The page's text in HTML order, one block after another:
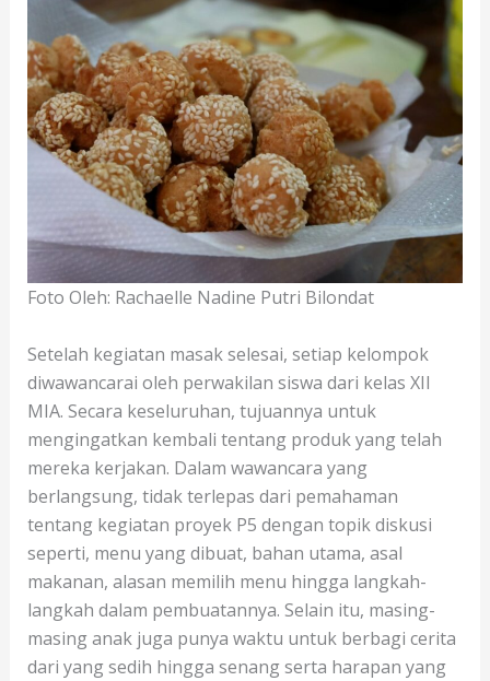
Foto Oleh: Rachaelle Nadine Putri Bilondat
Setelah kegiatan masak selesai, setiap kelompok
diwawancarai oleh perwakilan siswa dari kelas XII
MIA. Secara keseluruhan, tujuannya untuk
mengingatkan kembali tentang produk yang telah
mereka kerjakan. Dalam wawancara yang
berlangsung, tidak terlepas dari pemahaman
tentang kegiatan proyek P5 dengan topik diskusi
seperti, menu yang dibuat, bahan utama, asal
makanan, alasan memilih menu hingga langkah-
langkah dalam pembuatannya. Selain itu, masing-
masing anak juga punya waktu untuk berbagi cerita
dari yang sedih hingga senang serta harapan yang